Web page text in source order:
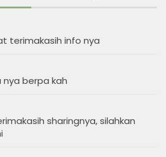
terimakasih info nya
berpa kah
sharingnya, silahkan